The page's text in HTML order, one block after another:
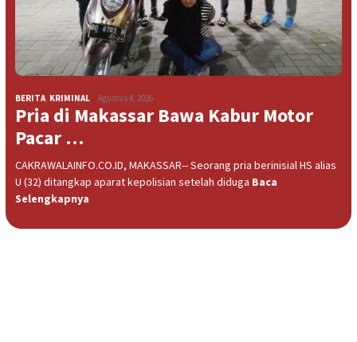
BERITA, KRIMINAL Agustus 4, 2026
Pria di Makassar Bawa Kabur Motor
Pacar …
CAKRAWALAINFO.CO.ID, MAKASSAR-- Seorang pria berinisial HS alias
U (32) ditangkap aparat kepolisian setelah diduga Baca
Selengkapnya